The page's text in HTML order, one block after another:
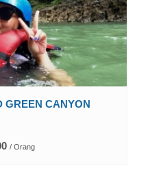
GREEN CANYON
/ Orang